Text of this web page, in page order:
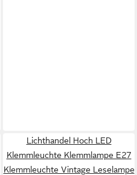
Lichthandel Hoch LED
Klemmleuchte Klemmlampe E27
Klemmleuchte Vintage Leselampe